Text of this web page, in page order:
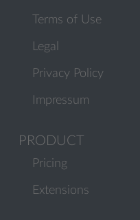
Terms of Use
Legal
Privacy Policy
Impressum
PRODUCT
Pricing
Extensions